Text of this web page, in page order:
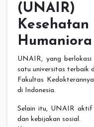
Humaniora
UNAIR, yang berlokasi
satu universitas terbaik
Fakultas
di Indonesia.
Selain itu, UNAIR aktif
dan kebijakan sosial.